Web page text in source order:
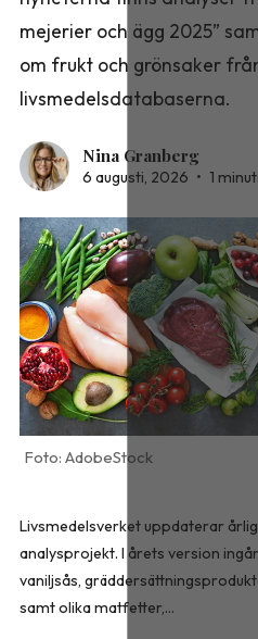
mejerier och ägg 2025”
om frukt och grönsaker
livsmedelsdatabaserna.
Nina Granberg
6 augusti, 2026 • 1
AdobeStock
Livsmedelsverket uppdaterar
analysprojekt. I årets version
vaniljsås,
samt olika matfetter,...